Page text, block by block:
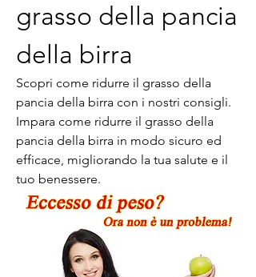
grasso della pancia
della birra
Scopri come ridurre il grasso della
pancia della birra con i nostri consigli.
Impara come ridurre il grasso della
pancia della birra in modo sicuro ed
efficace, migliorando la tua salute e il
tuo benessere.